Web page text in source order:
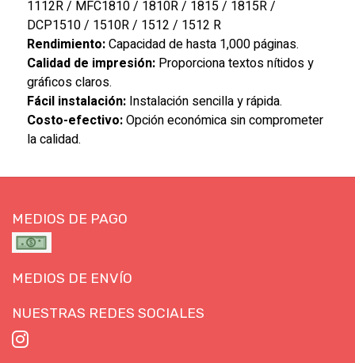
1112R / MFC1810 / 1810R / 1815 / 1815R /
DCP1510 / 1510R / 1512 / 1512 R
Rendimiento:Capacidad de hasta 1,000 páginas.
Calidad de impresión:Proporciona textos nítidos y
gráficos claros.
Fácil instalación:Instalación sencilla y rápida.
Costo-efectivo:Opción económica sin comprometer
la calidad.
MEDIOS DE PAGO
MEDIOS DE ENVÍO
NUESTRAS REDES SOCIALES